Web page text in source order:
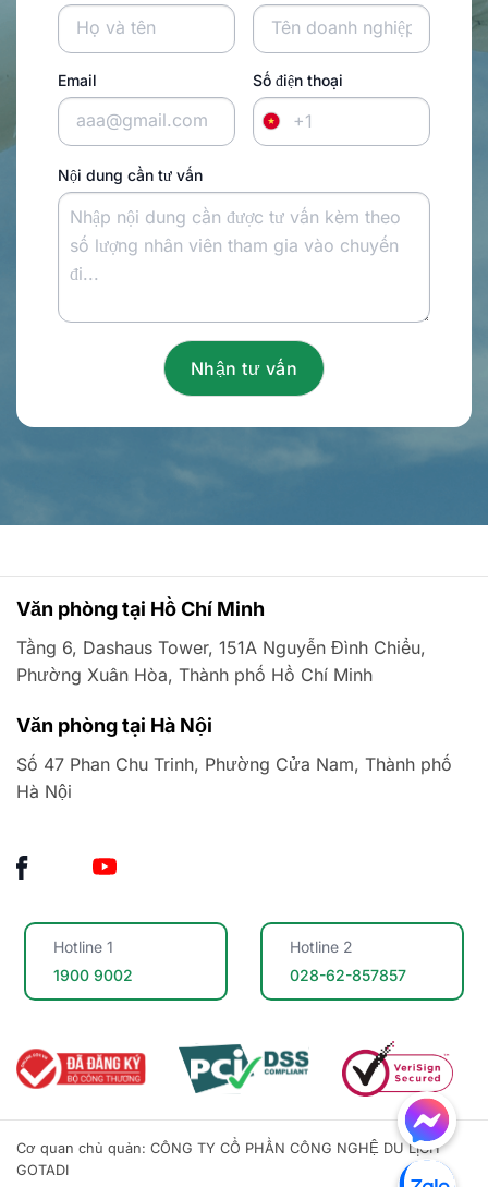
Email Số điện thoại
+1
Nội dung cần tư vấn
Văn phòng tại Hồ Chí Minh
Tầng 6, Dashaus Tower, 151A Nguyễn Đình Chiểu,
Phường Xuân Hòa, Thành phố Hồ Chí Minh
Văn phòng tại Hà Nội
Số 47 Phan Chu Trinh, Phường Cửa Nam, Thành phố
Hà Nội
Hotline 1
1900 9002
Hotline 2
028-62-857857
Cơ quan chủ quản: CÔNG TY CỔ PHẦN CÔNG NGHỆ DU LỊCH
GOTADI
Link tùy chọn
Link tùy chọn